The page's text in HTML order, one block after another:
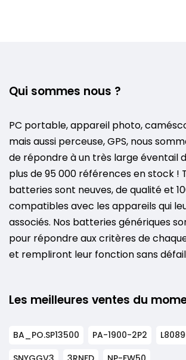
Qui sommes nous ?
PC portable, appareil photo,
mais aussi perceuse, GPS, nous
de répondre à un très large éventail
plus de 95 000 références en stock !
batteries sont neuves, de qualité et
compatibles avec les appareils qui
associés. Nos batteries génériques
pour répondre aux critères de
et rempliront leur fonction sans
Les meilleures ventes du
BA_PO.SP13500 PA-1900-2P2